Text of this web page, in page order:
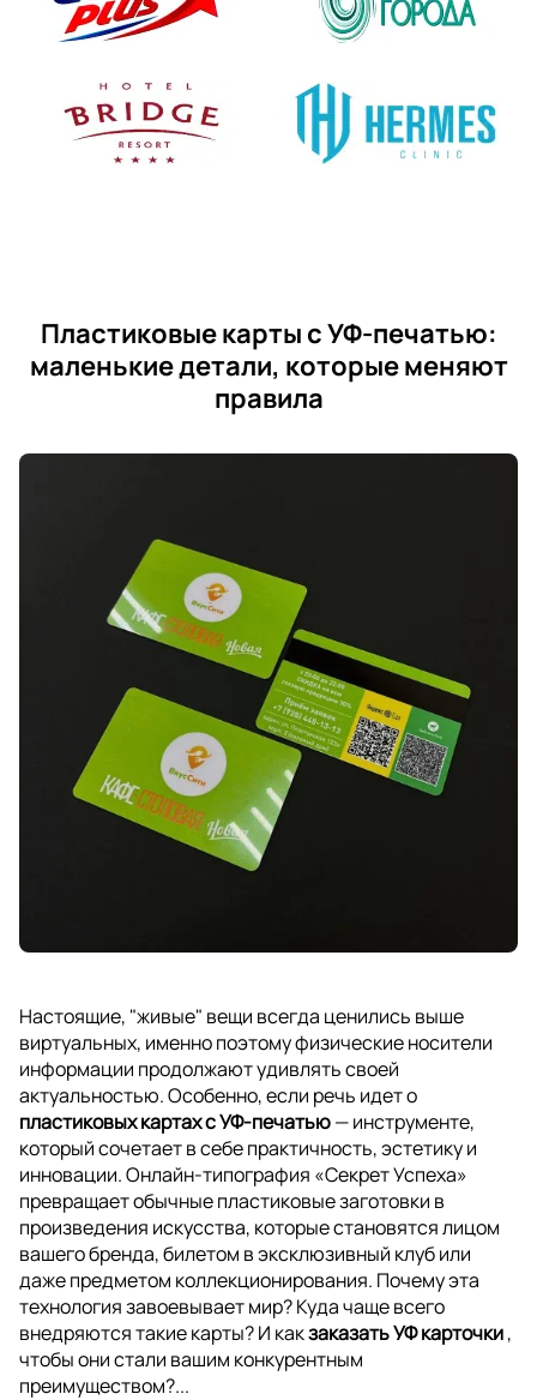
Пластиковые карты с УФ-печатью:
маленькие детали, которые меняют
правила
Настоящие, "живые" вещи всегда ценились выше
виртуальных, именно поэтому физические носители
информации продолжают удивлять своей
актуальностью. Особенно, если речь идет о
пластиковых картах с УФ-печатью— инструменте,
который сочетает в себе практичность, эстетику и
инновации. Онлайн-типография «Секрет Успеха»
превращает обычные пластиковые заготовки в
произведения искусства, которые становятся лицом
вашего бренда, билетом в эксклюзивный клуб или
даже предметом коллекционирования. Почему эта
технология завоевывает мир? Куда чаще всего
внедряются такие карты? И какзаказать УФ карточки,
чтобы они стали вашим конкурентным
преимуществом?...